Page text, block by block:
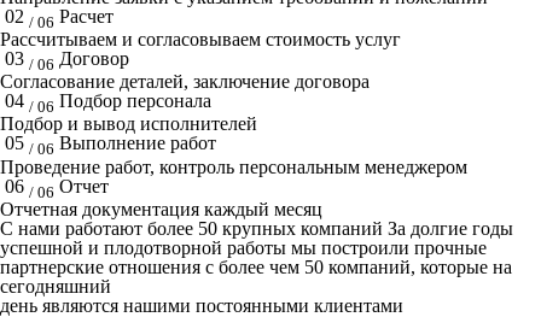
02 / 06 Расчет
Рассчитываем и согласовываем стоимость услуг
03 / 06 Договор
Согласование деталей, заключение договора
04 / 06 Подбор персонала
Подбор и вывод исполнителей
05 / 06 Выполнение работ
Проведение работ, контроль персональным менеджером
06 / 06 Отчет
Отчетная документация каждый месяц
C нами работают более 50 крупных компаний За долгие годы
успешной и плодотворной работы мы построили прочные
партнерские отношения с более чем 50 компаний, которые на
сегодняшний
день являются нашими постоянными клиентами